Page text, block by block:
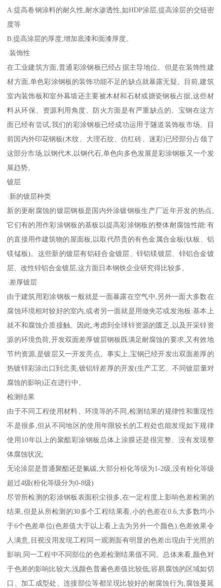
A:提高卷钢涂料的耐久性,耐水渗透性,如HDP涂层,提高涂层的交链密
度等
B:提高涂层的厚度,增加底漆和面漆厚度。
·装饰性
在工业建筑方面,普通彩涂钢板已经占据主导地位。但是在装饰性建
材方面,单色彩涂钢板的装饰功能不足的缺点就暴露无疑。目前,建筑
室内装饰板和室外幕墙还主要被木材和石材或搪瓷钢板占据,这些材
料从环保、资源利用角度、防火方面是有严重缺点的。宝钢在这方
面已经有尝试,我们的彩涂钢板已经成功运用于隧道装饰板市场。目
前国内外印花钢板(木纹、大理石纹、仿红砖、迷彩)已经部分占领了
这部分市场,以钢代木,以钢代石,单色向多色发展是彩涂钢板又一个发
展趋势。
镀层
·新的镀层种类
新的更耐腐蚀的镀层钢板是国内外涂镀钢板生产厂近年开发的热点,
它们有的用作彩涂钢板的基板以提高彩涂钢板的整体耐腐蚀性能:有
的直接用作建筑物的屋面板,以取代昂贵的有色金属合金板(钛板、铝
镁锰板)。这些新的镀层有铝硅合金镀层、锌铝镁镀层、锌铝合金镀
层、改性锌铝合金镀层,这方面日本钢铁企业研究得比较多。
·差厚镀层
由于建筑用彩涂钢板一般就是一面暴露在空气中,另外一面大多数在
腐蚀环境相对较好的室内,或者另一面就是用做夹芯或发泡板:基本上
就不和腐蚀介质接触。因此,考虑到全球锌资源的匮乏,以及开采锌资
源的环境负荷,开发双面差厚镀层钢板既满足耐腐蚀的要求,又有效地
节约资源,是镀层又一开发亮点。事实上,宝钢已经开发出双面差厚的
热镀锌彩涂出口到北美,镀铝锌差厚的开发(生产工艺、不同镀层量对
腐蚀的影响)正在进行中。
检测结果
由于不同工程使用材料、环境等的不同,检测结果的规律性和重现性
不是很多,但从不同地区的使用年限较长的工程处也能发现如下规律
使用10年以上的聚酯彩涂钢板总体上涂膜还是很完整、没有发现整
体腐蚀状况;
无论涂层是普通聚酯还是氟碳,大部分粉化等级为1-2级,没有粉化等级
超过4级(粉化等级分为0-8级)
尽管所检测的彩涂钢板表面积尘很多,在一定程度上影响色差检测的
结果,但是从所检测的30多个工程结果看,小的色差在0.6,大多数均小
于6个色差单位(色差值大于以上看上去为另外一个颜色),色差效果令
人满意,目视没用发现工程同一观测面有明显的色差出现由于光照的
影响,同一工程中不同部位的色差检测结果值不同。总体来看,颜色对
于色差的影响比较大,浅颜色普遍色差值比较低;容易腐蚀的区域如切
口、加工成型处、连接部位等都呈现比较好的耐腐蚀行为,腐蚀蔓延